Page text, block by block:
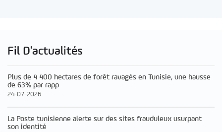
Fil D'actualités
Plus de 4 400 hectares de forêt ravagés en Tunisie, une hausse
de 63% par rapp
24-07-2026
La Poste tunisienne alerte sur des sites frauduleux usurpant
son identité